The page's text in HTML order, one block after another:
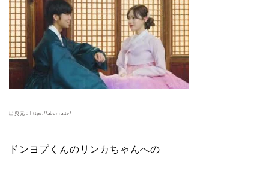
出典元：https://abema.tv/
ドンヨプくんのリンカちゃんへの